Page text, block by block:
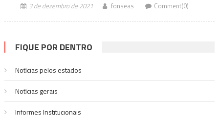
3 de dezembro de 2021 fonseas Comment(0)
FIQUE POR DENTRO
Notícias pelos estados
Notí­cias gerais
Informes Institucionais